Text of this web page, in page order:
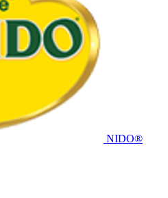
NIDO®